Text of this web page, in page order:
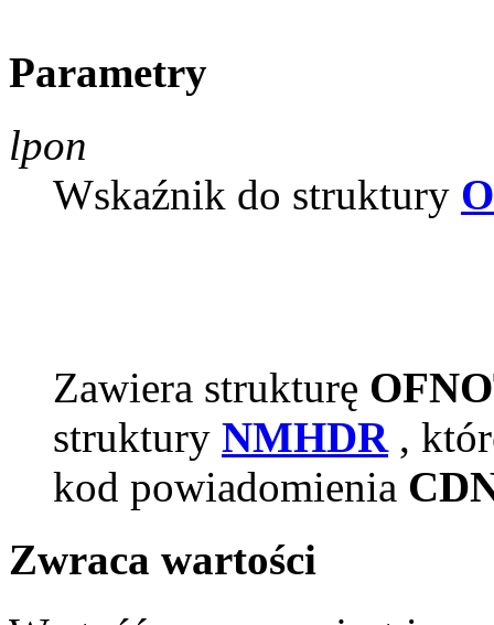
Parametry
lpon
Wskaźnik do struktury
Zawiera strukturę
struktury NMHDR,
kod powiadomienia
Zwraca wartości